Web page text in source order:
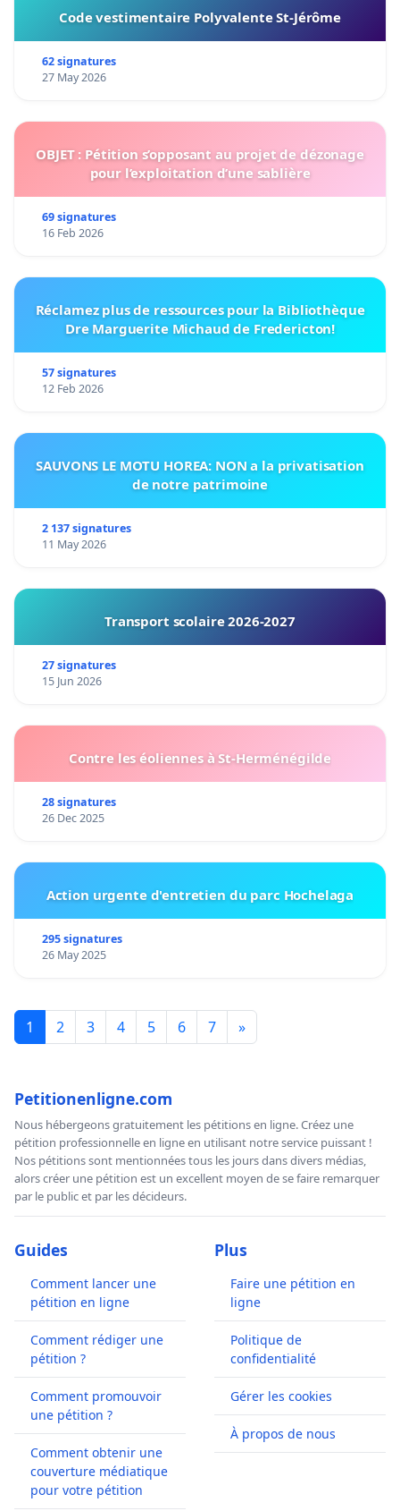
Code vestimentaire Polyvalente St-Jérôme
62 signatures
27 May 2026
OBJET : Pétition s’opposant au projet de dézonage
pour l’exploitation d’une sablière
69 signatures
16 Feb 2026
Réclamez plus de ressources pour la Bibliothèque
Dre Marguerite Michaud de Fredericton!
57 signatures
12 Feb 2026
SAUVONS LE MOTU HOREA: NON a la privatisation
de notre patrimoine
2 137 signatures
11 May 2026
Transport scolaire 2026-2027
27 signatures
15 Jun 2026
Contre les éoliennes à St-Herménégilde
28 signatures
26 Dec 2025
Action urgente d'entretien du parc Hochelaga
295 signatures
26 May 2025
1 2 3 4 5 6 7 »
Petitionenligne.com
Nous hébergeons gratuitement les pétitions en ligne. Créez une
pétition professionnelle en ligne en utilisant notre service puissant !
Nos pétitions sont mentionnées tous les jours dans divers médias,
alors créer une pétition est un excellent moyen de se faire remarquer
par le public et par les décideurs.
Guides
Comment lancer une
pétition en ligne
Comment rédiger une
pétition ?
Comment promouvoir
une pétition ?
Comment obtenir une
couverture médiatique
pour votre pétition
Plus
Faire une pétition en
ligne
Politique de
confidentialité
Gérer les cookies
À propos de nous